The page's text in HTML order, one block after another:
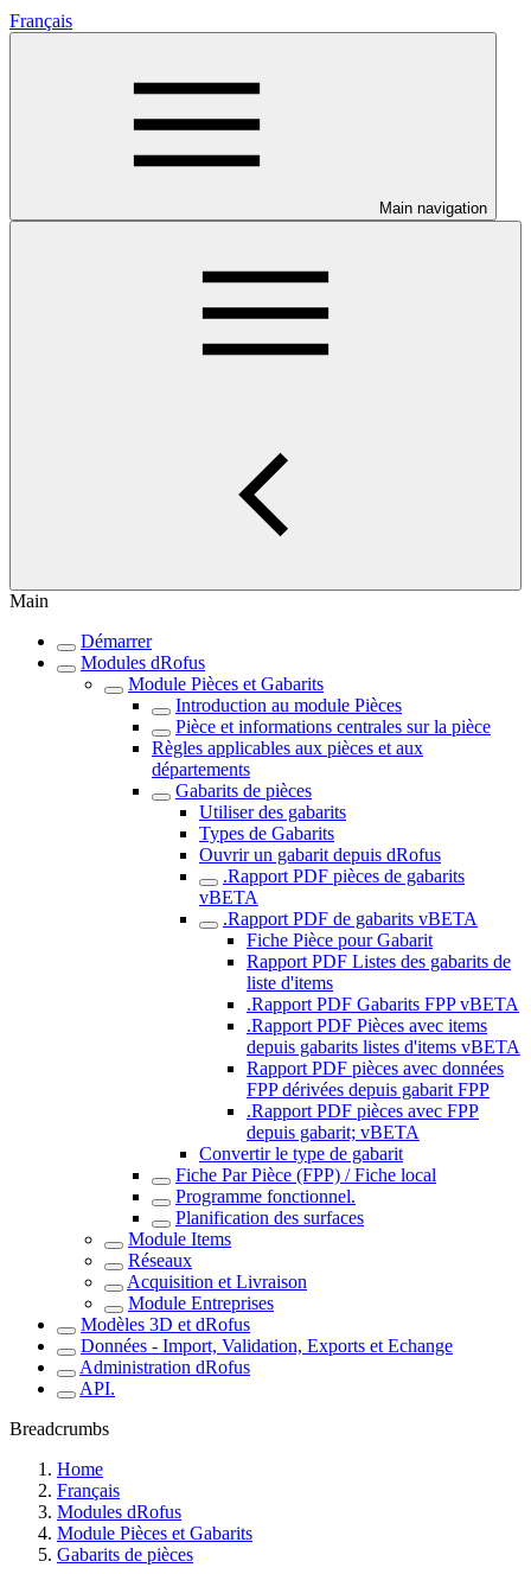
Français
Main navigation
Main
Démarrer
Modules dRofus
Module Pièces et Gabarits
Introduction au module Pièces
Pièce et informations centrales sur la pièce
Règles applicables aux pièces et aux
départements
Gabarits de pièces
Utiliser des gabarits
Types de Gabarits
Ouvrir un gabarit depuis dRofus
.Rapport PDF pièces de gabarits
vBETA
.Rapport PDF de gabarits vBETA
Fiche Pièce pour Gabarit
Rapport PDF Listes des gabarits de
liste d'items
.Rapport PDF Gabarits FPP vBETA
.Rapport PDF Pièces avec items
depuis gabarits listes d'items vBETA
Rapport PDF pièces avec données
FPP dérivées depuis gabarit FPP
.Rapport PDF pièces avec FPP
depuis gabarit; vBETA
Convertir le type de gabarit
Fiche Par Pièce (FPP) / Fiche local
Programme fonctionnel.
Planification des surfaces
Module Items
Réseaux
Acquisition et Livraison
Module Entreprises
Modèles 3D et dRofus
Données - Import, Validation, Exports et Echange
Administration dRofus
API.
Breadcrumbs
Home
Français
Modules dRofus
Module Pièces et Gabarits
Gabarits de pièces